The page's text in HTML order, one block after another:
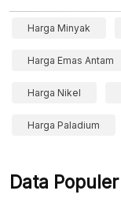
Harga Minyak
Harga Emas Antam
Harga Nikel
Harga Paladium
Data Populer